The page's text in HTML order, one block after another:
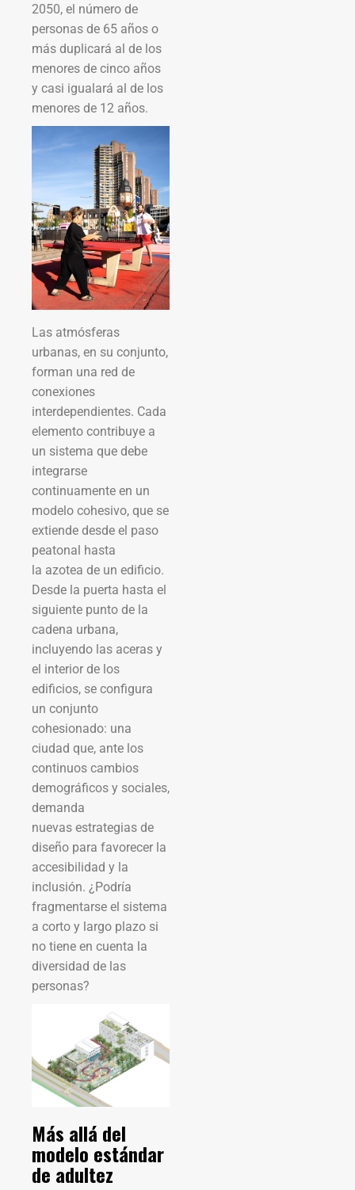
2050, el número de
personas de 65 años o
más duplicará al de los
menores de cinco años
y casi igualará al de los
menores de 12 años.
Las atmósferas
urbanas, en su conjunto,
forman una red de
conexiones
interdependientes. Cada
elemento contribuye a
un sistema que debe
integrarse
continuamente en un
modelo cohesivo, que se
extiende desde el paso
peatonal hasta
la azotea de un edificio.
Desde la puerta hasta el
siguiente punto de la
cadena urbana,
incluyendo las aceras y
el interior de los
edificios, se configura
un conjunto
cohesionado: una
ciudad que, ante los
continuos cambios
demográficos y sociales,
demanda
nuevas estrategias de
diseño para favorecer la
accesibilidad y la
inclusión. ¿Podría
fragmentarse el sistema
a corto y largo plazo si
no tiene en cuenta la
diversidad de las
personas?
Más allá del
modelo estándar
de adultez